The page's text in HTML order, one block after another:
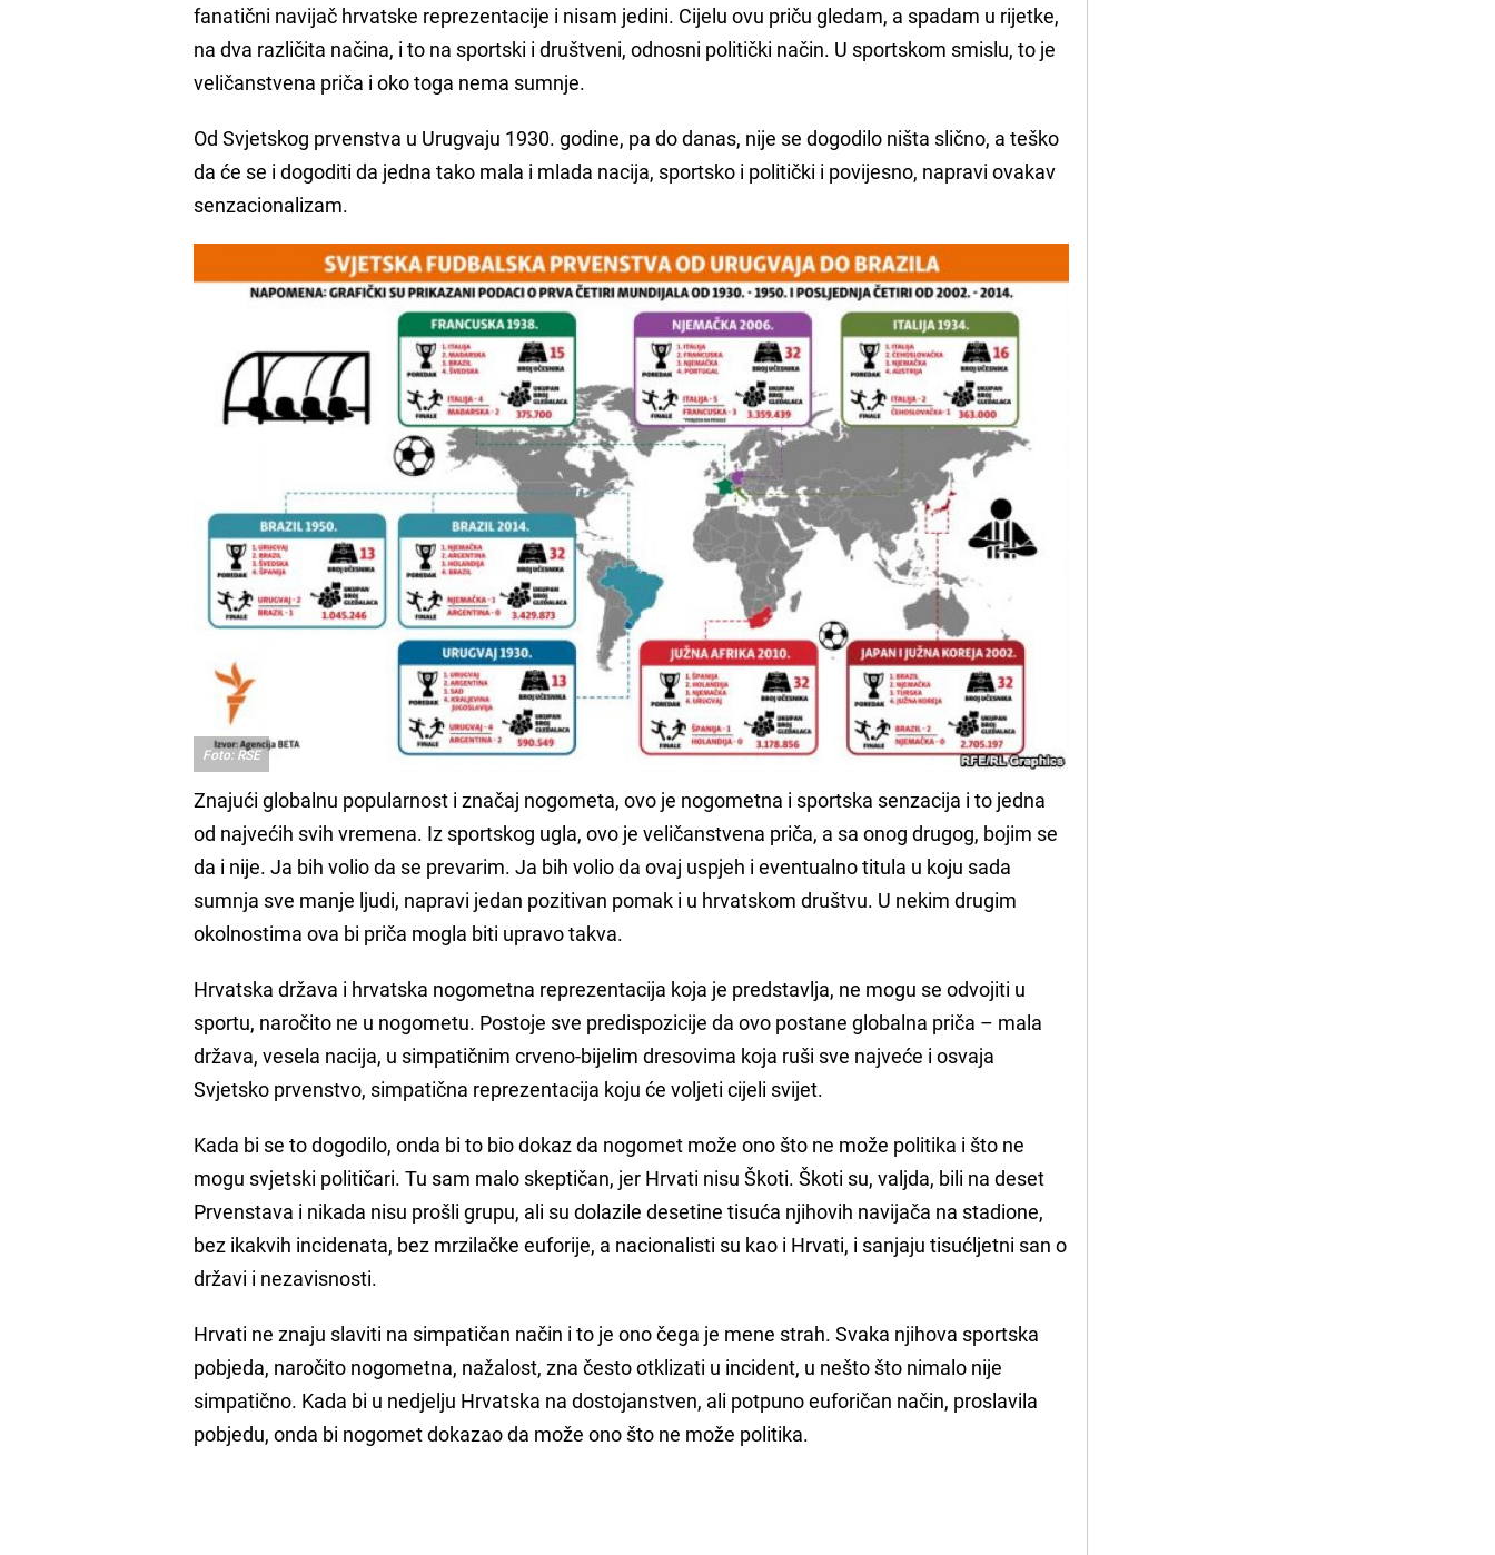
fanatični navijač hrvatske reprezentacije i nisam jedini. Cijelu ovu priču gledam, a spadam u rijetke,
na dva različita načina, i to na sportski i društveni, odnosni politički način. U sportskom smislu, to je
veličanstvena priča i oko toga nema sumnje.
Od Svjetskog prvenstva u Urugvaju 1930. godine, pa do danas, nije se dogodilo ništa slično, a teško
da će se i dogoditi da jedna tako mala i mlada nacija, sportsko i politički i povijesno, napravi ovakav
senzacionalizam.
Foto: RSE
Znajući globalnu popularnost i značaj nogometa, ovo je nogometna i sportska senzacija i to jedna
od najvećih svih vremena. Iz sportskog ugla, ovo je veličanstvena priča, a sa onog drugog, bojim se
da i nije. Ja bih volio da se prevarim. Ja bih volio da ovaj uspjeh i eventualno titula u koju sada
sumnja sve manje ljudi, napravi jedan pozitivan pomak i u hrvatskom društvu. U nekim drugim
okolnostima ova bi priča mogla biti upravo takva.
Hrvatska država i hrvatska nogometna reprezentacija koja je predstavlja, ne mogu se odvojiti u
sportu, naročito ne u nogometu. Postoje sve predispozicije da ovo postane globalna priča – mala
država, vesela nacija, u simpatičnim crveno-bijelim dresovima koja ruši sve najveće i osvaja
Svjetsko prvenstvo, simpatična reprezentacija koju će voljeti cijeli svijet.
Kada bi se to dogodilo, onda bi to bio dokaz da nogomet može ono što ne može politika i što ne
mogu svjetski političari. Tu sam malo skeptičan, jer Hrvati nisu Škoti. Škoti su, valjda, bili na deset
Prvenstava i nikada nisu prošli grupu, ali su dolazile desetine tisuća njihovih navijača na stadione,
bez ikakvih incidenata, bez mrzilačke euforije, a nacionalisti su kao i Hrvati, i sanjaju tisućljetni san o
državi i nezavisnosti.
Hrvati ne znaju slaviti na simpatičan način i to je ono čega je mene strah. Svaka njihova sportska
pobjeda, naročito nogometna, nažalost, zna često otklizati u incident, u nešto što nimalo nije
simpatično. Kada bi u nedjelju Hrvatska na dostojanstven, ali potpuno euforičan način, proslavila
pobjedu, onda bi nogomet dokazao da može ono što ne može politika.